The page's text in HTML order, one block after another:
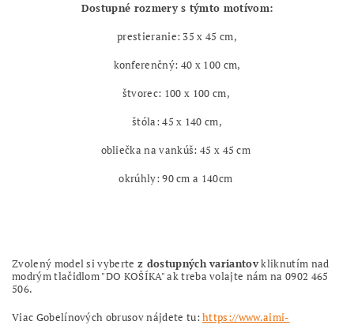
Dostupné rozmery s týmto motívom:
prestieranie: 35 x 45 cm,
konferenčný: 40 x 100 cm,
štvorec: 100 x 100 cm,
štóla: 45 x 140 cm,
obliečka na vankúš: 45 x 45 cm
okrúhly: 90 cm a 140cm
Zvolený model si vyberte z dostupných variantovkliknutím nad
modrým tlačidlom "DO KOŠÍKA" ak treba volajte nám na 0902 465
506.
Viac Gobelínových obrusov nájdete tu:https://www.aimi-